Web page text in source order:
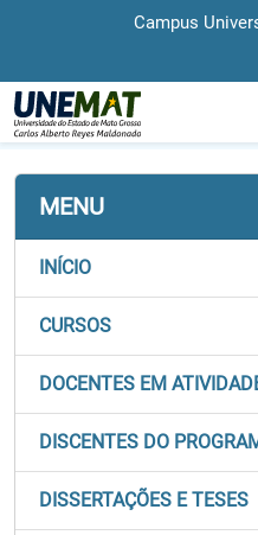
Campus
Página Inicial
MENU
INÍCIO
CURSOS
DOCENTES EM
DISCENTES DO
DISSERTAÇÕES E TESES